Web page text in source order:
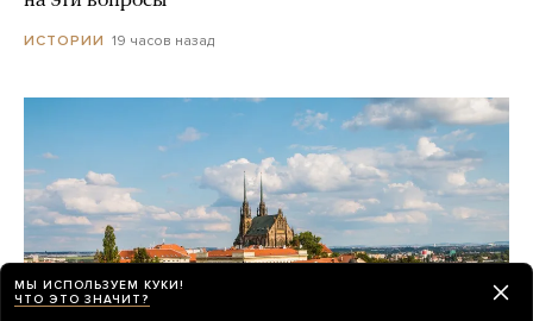
ИСТОРИИ 19 часов назад
МЫ ИСПОЛЬЗУЕМ КУКИ!
ЧТО ЭТО ЗНАЧИТ?